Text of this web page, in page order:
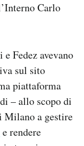
Carlo
Fedez avevano
sul sito
piattaforma
– allo scopo di
Milano a gestire
e rendere